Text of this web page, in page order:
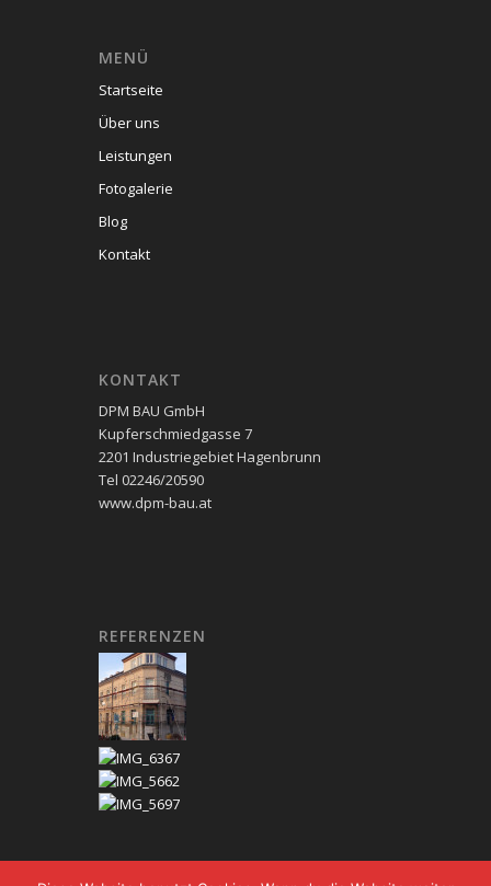
MENÜ
Startseite
Über uns
Leistungen
Fotogalerie
Blog
Kontakt
KONTAKT
DPM BAU GmbH
Kupferschmiedgasse 7
2201 Industriegebiet Hagenbrunn
Tel 02246/20590
www.dpm-bau.at
REFERENZEN